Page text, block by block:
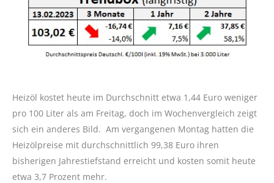
Heizöl kostet heute im Durchschnitt etwa 1,44 Euro weniger
pro 100 Liter als am Freitag, doch im Wochenvergleich zeigt
sich ein anderes Bild. Am vergangenen Montag hatten die
Heizölpreise mit durchschnittlich 99,38 Euro ihren
bisherigen Jahrestiefstand erreicht und kosten somit heute
etwa 3,7 Prozent mehr.